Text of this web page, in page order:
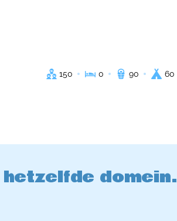
150 0 90 60
domein.